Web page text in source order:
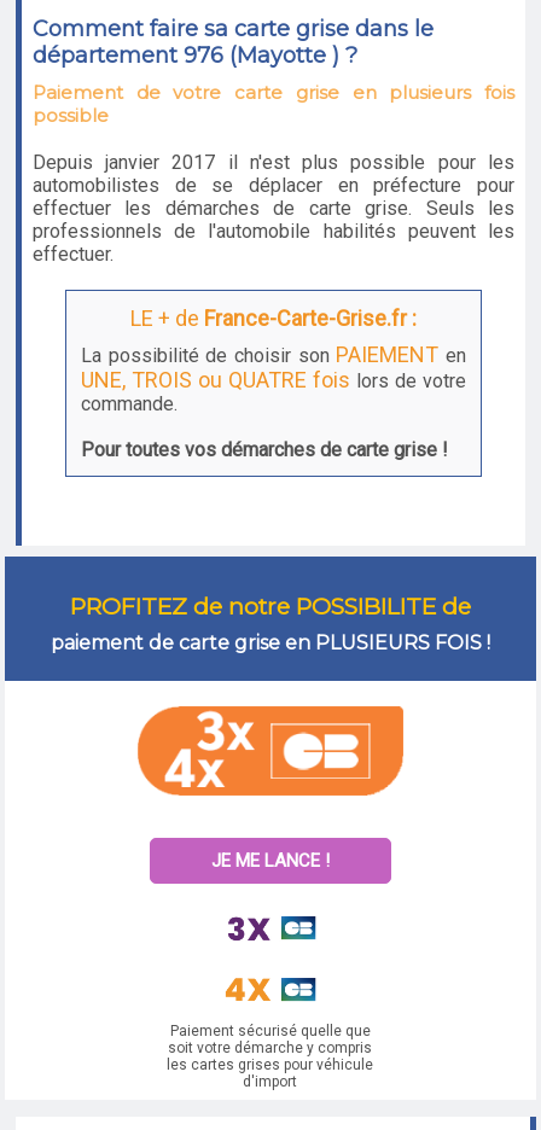
Comment faire sa carte grise dans le
département 976 (Mayotte ) ?
Paiement de votre carte grise en plusieurs fois
possible
Depuis janvier 2017 il n'est plus possible pour les
automobilistes de se déplacer en préfecture pour
effectuer les démarches de carte grise. Seuls les
professionnels de l'automobile habilités peuvent les
effectuer.
LE + de France-Carte-Grise.fr :
La possibilité de choisir son PAIEMENT en
UNE, TROIS ou QUATRE fois lors de votre
commande.
Pour toutes vos démarches de carte grise !
PROFITEZ de notre POSSIBILITE de
paiement de carte grise en PLUSIEURS FOIS !
JE ME LANCE !
Paiement sécurisé quelle que
soit votre démarche y compris
les cartes grises pour véhicule
d'import